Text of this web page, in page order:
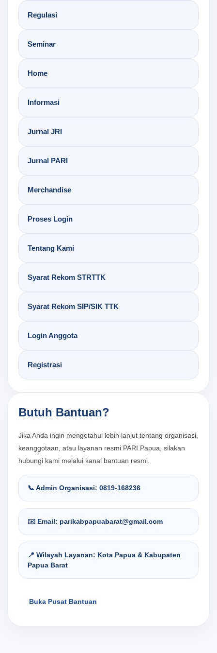
Regulasi
Seminar
Home
Informasi
Jurnal JRI
Jurnal PARI
Merchandise
Proses Login
Tentang Kami
Syarat Rekom STRTTK
Syarat Rekom SIP/SIK TTK
Login Anggota
Registrasi
Butuh Bantuan?
Jika Anda ingin mengetahui lebih lanjut tentang organisasi,
keanggotaan, atau layanan resmi PARI Papua, silakan
hubungi kami melalui kanal bantuan resmi.
📞 Admin Organisasi: 0819-168236
✉️ Email: parikabpapuabarat@gmail.com
📍 Wilayah Layanan: Kota Papua & Kabupaten
Papua Barat
Buka Pusat Bantuan